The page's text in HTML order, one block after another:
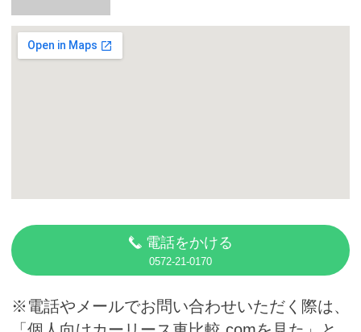
カーリース体験談
電話をかける
0572-21-0170
※電話やメールでお問い合わせいただく際は、